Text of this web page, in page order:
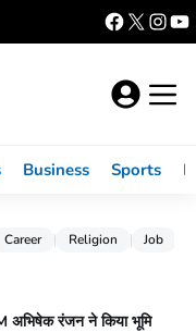
Business Sports
Career Religion Job
अभिषेक रंजन ने किया भूमि